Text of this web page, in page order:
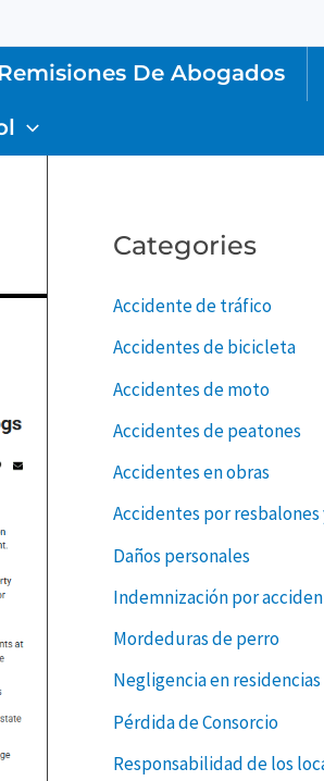
De Abogados
Categories
Accidente de tráfico
Accidentes de bicicleta
Accidentes de moto
Accidentes de peatones
Accidentes en obras
Accidentes por resbalones
Daños personales
Indemnización por
Mordeduras de perro
Negligencia en residencias
Pérdida de Consorcio
Responsabilidad de los